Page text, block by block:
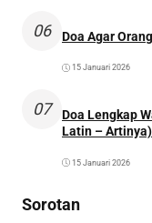
06 Doa Agar
15 Januari 2026
07
Doa Lengkap
Latin – Artinya)
15 Januari 2026
Sorotan